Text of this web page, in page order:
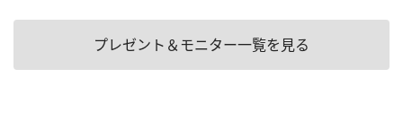
プレゼント＆モニター一覧を見る